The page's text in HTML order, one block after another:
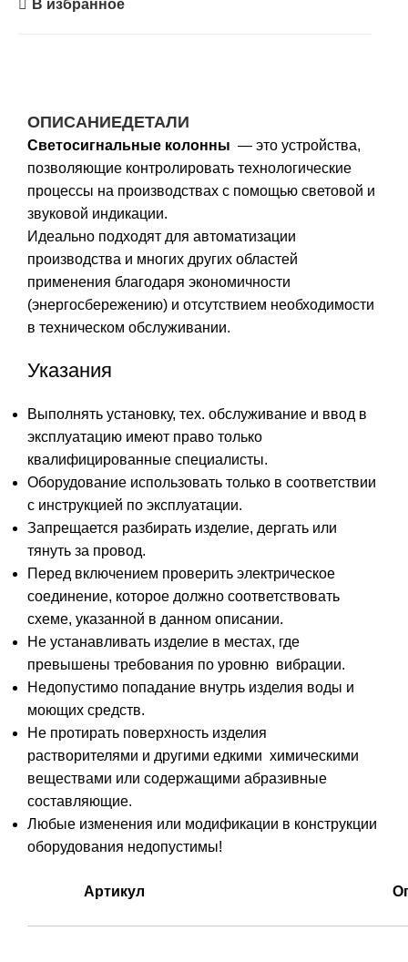
В избранное
ОПИСАНИЕДЕТАЛИ
Светосигнальные колонны — это устройства,
позволяющие контролировать технологические
процессы на производствах с помощью световой и
звуковой индикации.
Идеально подходят для автоматизации
производства и многих других областей
применения благодаря экономичности
(энергосбережению) и отсутствием необходимости
в техническом обслуживании.
Указания
Выполнять установку, тех. обслуживание и ввод в
эксплуатацию имеют право только
квалифицированные специалисты.
Оборудование использовать только в соответствии
с инструкцией по эксплуатации.
Запрещается разбирать изделие, дергать или
тянуть за провод.
Перед включением проверить электрическое
соединение, которое должно соответствовать
схеме, указанной в данном описании.
Не устанавливать изделие в местах, где
превышены требования по уровню вибрации.
Недопустимо попадание внутрь изделия воды и
моющих средств.
Не протирать поверхность изделия
растворителями и другими едкими химическими
веществами или содержащими абразивные
составляющие.
Любые изменения или модификации в конструкции
оборудования недопустимы!
Артикул